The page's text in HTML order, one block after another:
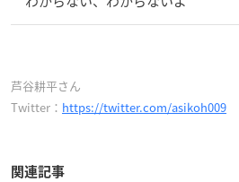
芦谷耕平さん
Twitter： https://twitter.com/asikoh009
関連記事